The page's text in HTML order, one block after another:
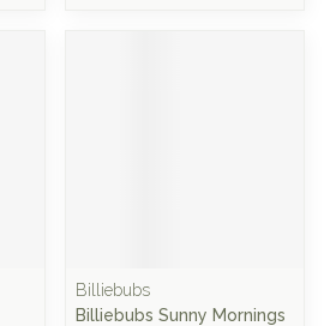
Billiebubs
Billiebubs Sunny Mornings